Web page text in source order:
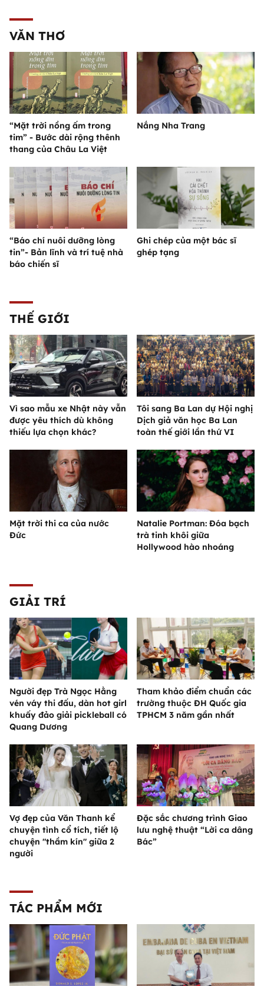
VĂN THƠ
“Mặt trời nồng ấm trong
tim” - Bước dài rộng thênh
thang của Châu La Việt
Nắng Nha Trang
“Báo chí nuôi dưỡng lòng
tin”- Bản lĩnh và trí tuệ nhà
báo chiến sĩ
Ghi chép của một bác sĩ
ghép tạng
THẾ GIỚI
Vì sao mẫu xe Nhật này vẫn
được yêu thích dù không
thiếu lựa chọn khác?
Tôi sang Ba Lan dự Hội nghị
Dịch giả văn học Ba Lan
toàn thế giới lần thứ VI
Mặt trời thi ca của nước
Đức
Natalie Portman: Đóa bạch
trà tinh khôi giữa
Hollywood hào nhoáng
GIẢI TRÍ
Người đẹp Trà Ngọc Hằng
vén váy thi đấu, dàn hot girl
khuấy đảo giải pickleball có
Quang Dương
Tham khảo điểm chuẩn các
trường thuộc ĐH Quốc gia
TPHCM 3 năm gần nhất
Vợ đẹp của Văn Thanh kể
chuyện tình cổ tích, tiết lộ
chuyện "thầm kín" giữa 2
người
Đặc sắc chương trình Giao
lưu nghệ thuật “Lời ca dâng
Bác”
TÁC PHẨM MỚI